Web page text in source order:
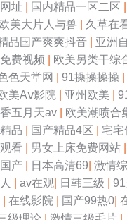
址 国内精品一区二区
欧美大片人与兽 久草在
品国产爽爽抖音 亚洲
费视频 欧美另类干综
色天堂网 91操操操操
美Aⅴ影院 亚州欧美
五月天av 欧美潮喷合
品 国产精品4区 宅宅
看 男女上床免费网站
产 日本高清69 激情
av在观 日韩三级
在线影院 国产99热0